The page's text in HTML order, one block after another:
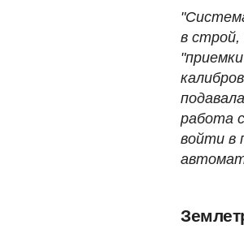
в строй,
работа
войти в